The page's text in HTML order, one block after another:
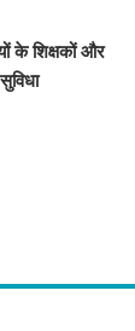
के शिक्षकों और